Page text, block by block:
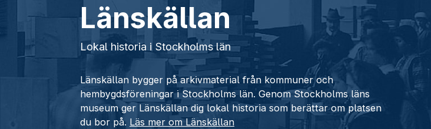
Länskällan
Lokal historia i Stockholms län
Länskällan bygger på arkivmaterial från kommuner och
hembygdsföreningar i Stockholms län. Genom Stockholms läns
museum ger Länskällan dig lokal historia som berättar om platsen
du bor på. Läs mer om Länskällan